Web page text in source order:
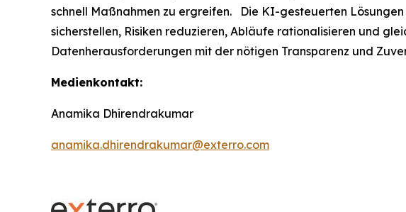
schnell Maßnahmen zu ergreifen. Die KI-gesteuerten
sicherstellen, Risiken reduzieren, Abläufe rationalisieren und
Datenherausforderungen mit der nötigen Transparenz und
Medienkontakt:
Anamika Dhirendrakumar
anamika.dhirendrakumar@exterro.com